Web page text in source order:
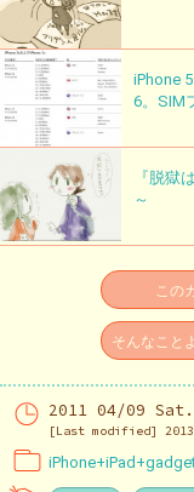
iPhone
6。SIM
『脱獄
～
この
そんなこと
2011 04/09
[Last modified]